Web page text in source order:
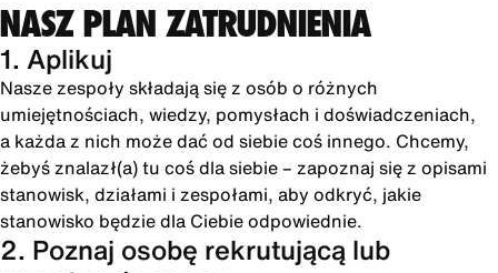
NASZ PLAN ZATRUDNIENIA
1. Aplikuj
Nasze zespoły składają się z osób o różnych
umiejętnościach, wiedzy, pomysłach i doświadczeniach,
a każda z nich może dać od siebie coś innego. Chcemy,
żebyś znalazł(a) tu coś dla siebie – zapoznaj się z opisami
stanowisk, działami i zespołami, aby odkryć, jakie
stanowisko będzie dla Ciebie odpowiednie.
2. Poznaj osobę rekrutującą lub